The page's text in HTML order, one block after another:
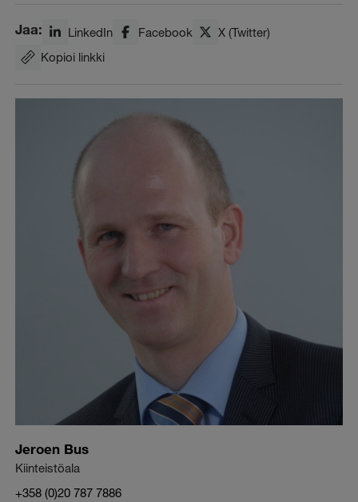
Jaa: LinkedIn Facebook
X (Twitter)
Kopioi linkki
Jeroen Bus
Kiinteistöala
+358 (0)20 787 7886